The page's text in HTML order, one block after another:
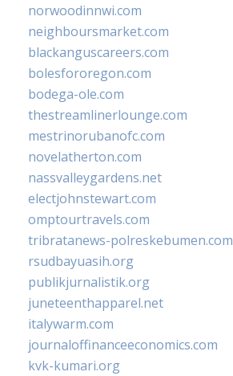
norwoodinnwi.com
neighboursmarket.com
blackanguscareers.com
bolesfororegon.com
bodega-ole.com
thestreamlinerlounge.com
mestrinorubanofc.com
novelatherton.com
nassvalleygardens.net
electjohnstewart.com
omptourtravels.com
tribratanews-polreskebumen.com
rsudbayuasih.org
publikjurnalistik.org
juneteenthapparel.net
italywarm.com
journaloffinanceeconomics.com
kvk-kumari.org